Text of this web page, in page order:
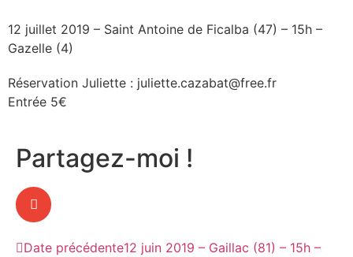
12 juillet 2019 – Saint Antoine de Ficalba (47) – 15h –
Gazelle (4)
Réservation Juliette : juliette.cazabat@free.fr
Entrée 5€
Partagez-moi !
Date précédente12 juin 2019 – Gaillac (81) – 15h –